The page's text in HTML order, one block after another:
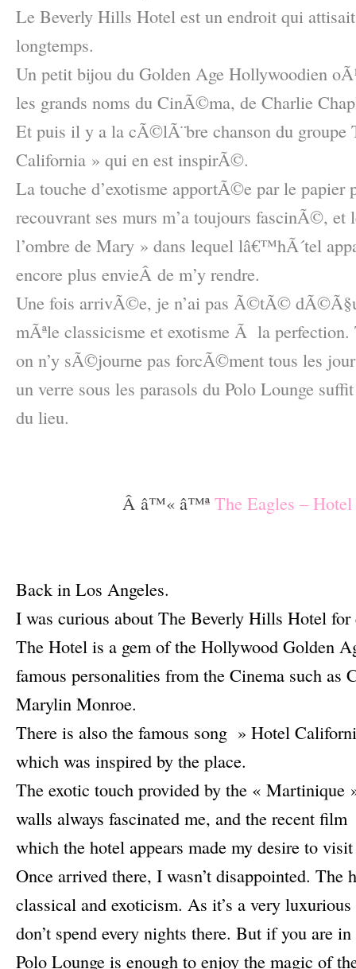
Le Beverly Hills Hotel est un endroit qui
longtemps.
Un petit bijou du Golden Age Hollywoodien
les grands noms du CinÃ©ma, de Charlie
Et puis il y a la cÃ©lÃ¨bre chanson du groupe
California » qui en est inspirÃ©.
La touche d’exotisme apportÃ©e par le
recouvrant ses murs m’a toujours fascinÃ©,
l’ombre de Mary » dans lequel lâ€™hÃ´tel
encore plus envieÂ de m’y rendre.
Une fois arrivÃ©e, je n’ai pas Ã©tÃ©
mÃªle classicisme et exotisme Ã la perfection.
on n’y sÃ©journe pas forcÃ©ment tous les
un verre sous les parasols du Polo Lounge
du lieu.
Â â™« â™ª The Eagles –
Back in Los Angeles.
I was curious about The Beverly Hills Hotel
The Hotel is a gem of the Hollywood Golden
famous personalities from the Cinema such as
Marylin Monroe.
There is also the famous song » Hotel
which was inspired by the place.
The exotic touch provided by the « Martinique
walls always fascinated me, and the recent
which the hotel appears made my desire to visit
Once arrived there, I wasn’t disappointed. The
classical and exoticism. As it’s a very
don’t spend every nights there. But if you are
Polo Lounge is enough to enjoy the magic of